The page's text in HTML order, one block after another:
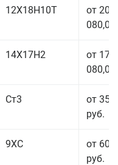
12Х18Н10Т
от 209
080,00
14Х17Н2
от 175
080,00
Ст3
от 35
руб.
9ХС
от 60
руб.